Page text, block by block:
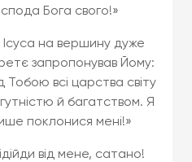
Бога свого!»
Ісуса на вершину дуже
запропонував Йому:
всі царства світу
й багатством. Я
поклонися мені!»
від мене, сатано!